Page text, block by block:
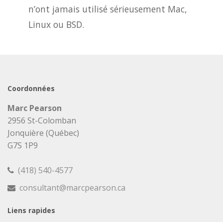
n’ont jamais utilisé sérieusement Mac,
Linux ou BSD.
Coordonnées
Marc Pearson
2956 St-Colomban
Jonquière (Québec)
G7S 1P9
(418) 540-4577
consultant@marcpearson.ca
Liens rapides